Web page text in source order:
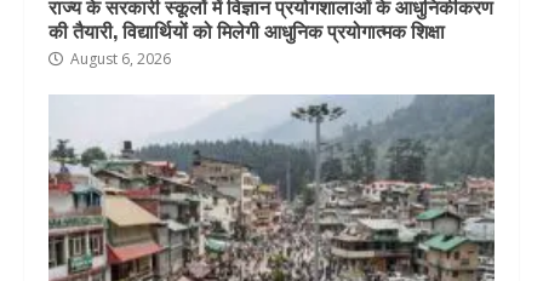
राज्य के सरकारी स्कूलों में विज्ञान प्रयोगशालाओं के आधुनिकीकरण
की तैयारी, विद्यार्थियों को मिलेगी आधुनिक प्रयोगात्मक शिक्षा
August 6, 2026